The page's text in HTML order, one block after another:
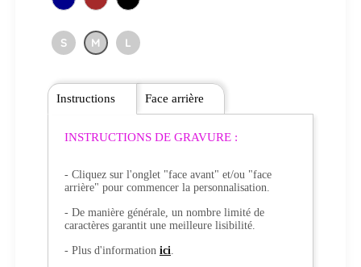
S M L
Instructions
INSTRUCTIONS DE GRAVURE :
- Cliquez sur l'onglet "face avant" et/ou "face
arrière" pour commencer la personnalisation.
- De manière générale, un nombre limité de
caractères garantit une meilleure lisibilité.
- Plus d'information ici.
Face arrière